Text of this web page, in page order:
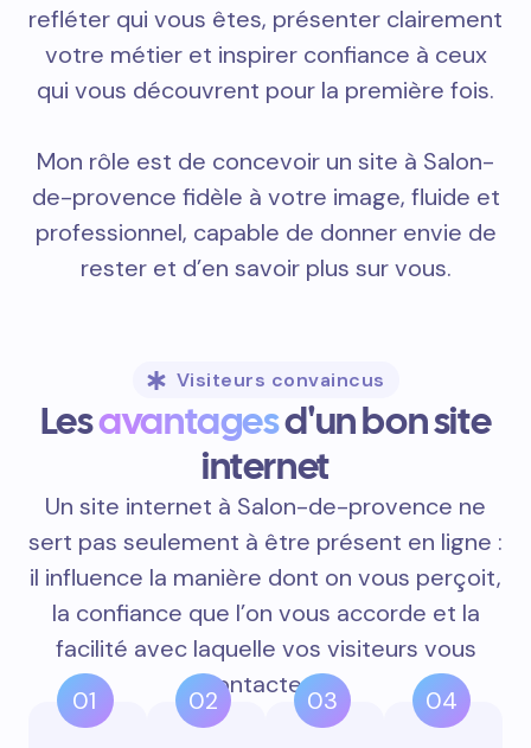
refléter qui vous êtes, présenter clairement
votre métier et inspirer confiance à ceux
qui vous découvrent pour la première fois.
Mon rôle est de concevoir un site à Salon-
de-provence fidèle à votre image, fluide et
professionnel, capable de donner envie de
rester et d’en savoir plus sur vous.
Visiteurs convaincus
Lesavantagesd'un bon site
internet
Un site internet à Salon-de-provence ne
sert pas seulement à être présent en ligne :
il influence la manière dont on vous perçoit,
la confiance que l’on vous accorde et la
facilité avec laquelle vos visiteurs vous
contactent.
01 02 03 04